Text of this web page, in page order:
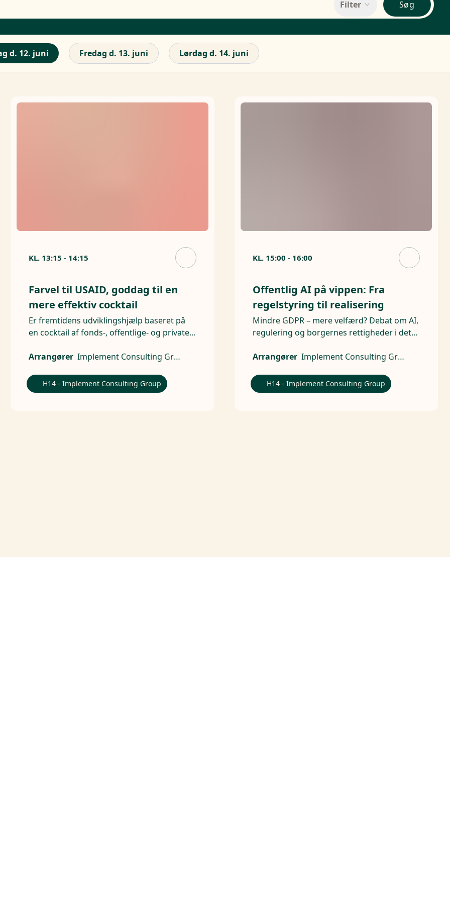
Filter Søg
d. 12. juni Fredag d. 13. juni Lørdag d. 14. juni
KL. 13:15 - 14:15
Farvel til USAID, goddag til en
mere effektiv cocktail
Er fremtidens udviklingshjælp baseret på
en cocktail af fonds-, offentlige- og private
Arrangører
Implement Consulting Group, Kwera
H14 - Implement Consulting Group
KL. 15:00 - 16:00
Offentlig AI på vippen: Fra
regelstyring til realisering
Mindre GDPR – mere velfærd? Debat om AI,
regulering og borgernes rettigheder i det
Arrangører
Implement Consulting Group
H14 - Implement Consulting Group